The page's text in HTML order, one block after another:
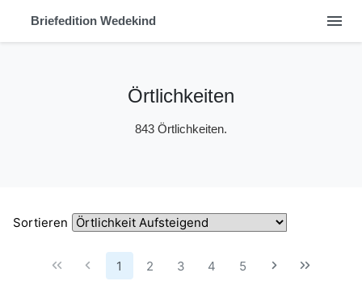
Briefedition Wedekind menu
Örtlichkeiten
843 Örtlichkeiten.
Sortieren
1 2 3 4 5